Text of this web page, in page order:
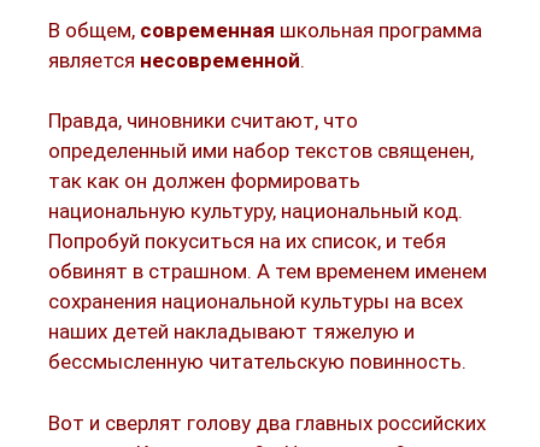
В общем, современная школьная программа
является несовременной.
Правда, чиновники считают, что
определенный ими набор текстов священен,
так как он должен формировать
национальную культуру, национальный код.
Попробуй покуситься на их список, и тебя
обвинят в страшном. А тем временем именем
сохранения национальной культуры на всех
наших детей накладывают тяжелую и
бессмысленную читательскую повинность.
Вот и сверлят голову два главных российских